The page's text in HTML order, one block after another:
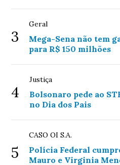
3
Geral
Mega-Sena não tem
para R$ 150 milhões
4
Justiça
Bolsonaro pede ao
no Dia dos Pais
5
CASO OI S.A.
Polícia Federal
Mauro e Virginia